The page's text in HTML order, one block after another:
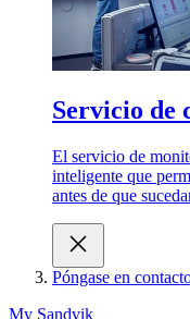
Servicio de
El servicio de
inteligente que
antes de que
Póngase en
My Sandvik